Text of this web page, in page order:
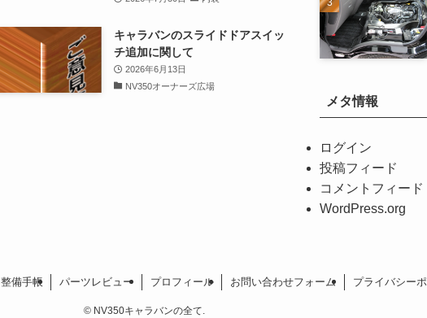
キャラバンのスライドドアスイッ
チ追加に関して
2026年6月13日
NV350オーナーズ広場
メタ情報
ログイン
投稿フィード
コメントフィード
WordPress.org
整備手帳 パーツレビュー プロフィール お問い合わせフォーム プライバシー
©NV350キャラバンの全て.